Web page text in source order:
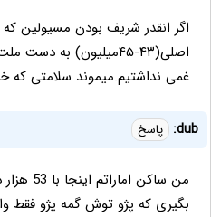
اگر انقدر شریف بودن مسیولین
اصلی(۴۳-۴۵میلیون) به
غمی نداشتیم.میموند سلامتی که
dub: پاسخ
من ساکن
بگیری که پژو توش گمه پژو فقط